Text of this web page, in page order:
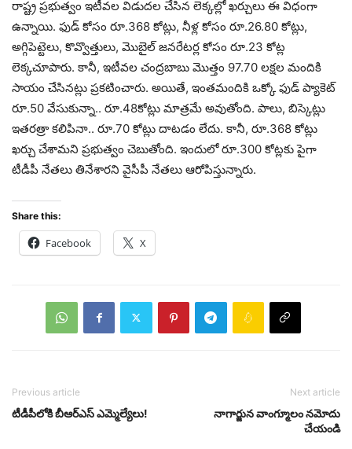
రాష్ట్ర ప్రభుత్వం ఇటీవల విడుదల చేసిన లెక్కల్లో ఖర్చులు ఈ విధంగా
ఉన్నాయి. ఫుడ్ కోసం రూ.368 కోట్లు, నీళ్ల కోసం రూ.26.80 కోట్లు,
అగ్గిపెట్టెలు, కొవ్వొత్తులు, మొబైల్ జనరేటర్ల కోసం రూ.23 కోట్ల
లెక్కచూపారు. కానీ, ఇటీవల చంద్రబాబు మొత్తం 97.70 లక్షల మందికి
సాయం చేసినట్లు ప్రకటించారు. అయితే, ఇంతమందికి ఒక్కో ఫుడ్ ప్యాకెట్
రూ.50 వేసుకున్నా.. రూ.48కోట్లు మాత్రమే అవుతోంది. పాలు, బిస్కెట్లు
ఇతరత్రా కలిపినా.. రూ.70 కోట్లు దాటడం లేదు. కానీ, రూ.368 కోట్లు
ఖర్చు చేశామని ప్రభుత్వం చెబుతోంది. ఇందులో రూ.300 కోట్లకు పైగా
టీడీపీ నేతలు తినేశారని వైసీపీ నేతలు ఆరోపిస్తున్నారు.
Share this:
Facebook X
Previous article
టీడీపీలోకి బీఆర్ఎస్ ఎమ్మెల్యేలు!
Next article
నాగార్జున వాంగ్మూలం నమోదు
చేయండి